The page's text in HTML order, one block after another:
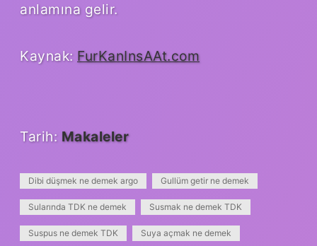
anlamına gelir.
Kaynak: FurKanInsAAt.com
Tarih: Makaleler
Dibi düşmek ne demek argo Gullüm getir ne demek
Sularında TDK ne demek Susmak ne demek TDK
Suspus ne demek TDK Suya açmak ne demek